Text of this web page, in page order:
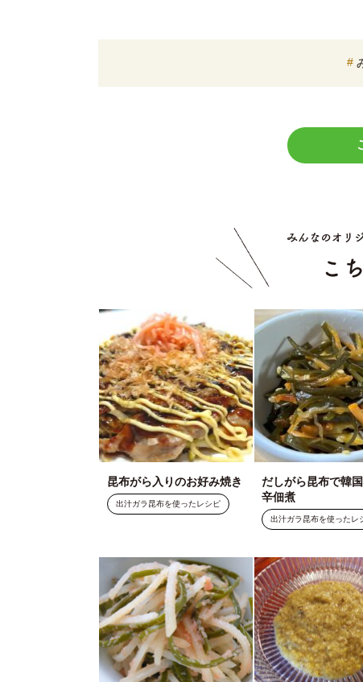
昆布がら入りのお好み焼き
出汁ガラ昆布を使ったレシピ
だしがら昆布で韓
辛佃煮
出汁ガラ昆布を使ったレ